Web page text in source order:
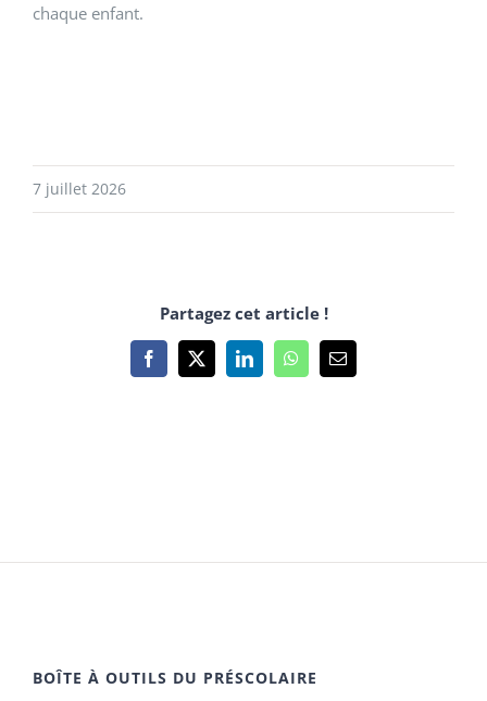
chaque enfant.
7 juillet 2026
Partagez cet article !
Facebook
X LinkedInWhatsApp
Email
BOÎTE À OUTILS DU PRÉSCOLAIRE